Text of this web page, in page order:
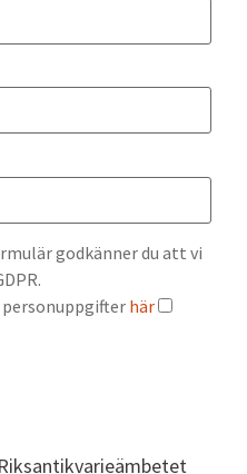
godkänner du att vi
personuppgifter här